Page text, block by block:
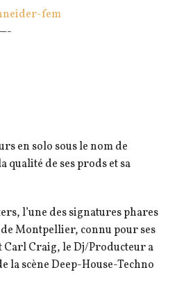
fem
en solo sous le nom de
qualité de ses prods et sa
l’une des signatures phares
Montpellier, connu pour ses
Carl Craig, le Dj/Producteur a
la scène Deep-House-Techno